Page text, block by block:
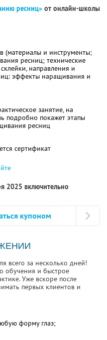
ресниц» от онлайн-школы
(материалы и инструменты;
ресниц; технические
направления и
эффекты наращивания и
занятие, на
подробно покажет этапы
ресниц
сертификат
2025 включительно
купоном
всего за несколько дней!
обучения и быстрое
Уже вскоре после
первых клиентов и
форму глаз;